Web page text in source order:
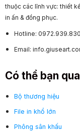
thuộc các lĩnh vực: thiết
in ấn & đồng phục.
Hotline:
Email:
Có thể bạn
Bộ thương hiệu
File in khổ lớn
Phông sân khấu